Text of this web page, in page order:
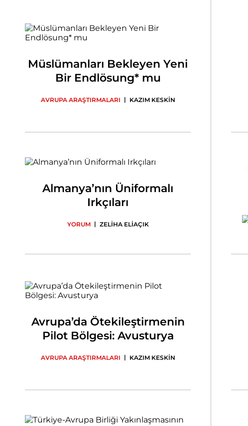
Müslümanları Bekleyen Yeni
Bir Endlösung* mu
AVRUPA ARAŞTIRMALARI | KAZIM KESKİN
Almanya’nın Üniformalı
Irkçıları
YORUM | ZELİHA ELİAÇIK
Avrupa’da Ötekileştirmenin
Pilot Bölgesi: Avusturya
AVRUPA ARAŞTIRMALARI | KAZIM KESKİN